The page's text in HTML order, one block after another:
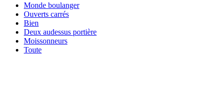
Monde boulanger
Ouverts carrés
Bien
Deux audessus portière
Moissonneurs
Toute